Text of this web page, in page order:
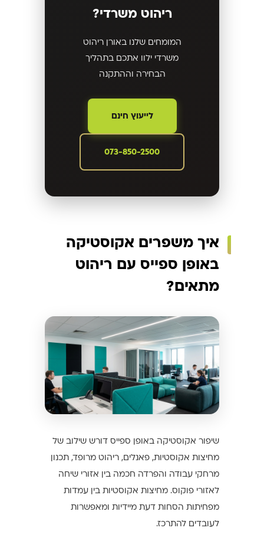
ריהוט משרדי?
המומחים שלנו באורן ריהוט
משרדי ילוו אתכם בתהליך
הבחירה וההתקנה
לייעוץ חינם
073-850-2500
איך משפרים אקוסטיקה
באופן ספייס עם ריהוט
מתאים?
שיפור אקוסטיקה באופן ספייס דורש שילוב של
מחיצות אקוסטיות, פאנלים, ריהוט מרופד, תכנון
מרחקי עבודה והפרדה חכמה בין אזורי שיחה
לאזורי פוקוס. מחיצות אקוסטיות בין עמדות
מפחיתות הסחות דעת מיידיות ומאפשרות
לעובדים להתרכז.